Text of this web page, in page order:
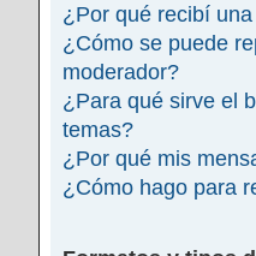
¿Por qué recibí
¿Cómo se puede
moderador?
¿Para qué sirve el
temas?
¿Por qué mis
¿Cómo hago para